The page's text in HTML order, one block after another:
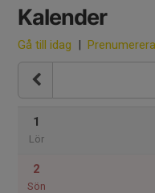
Kalender
Gå till idag | Prenumerera
1
Lör
2
Sön